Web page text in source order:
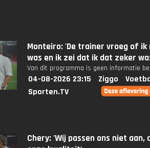
Monteiro: 'De trainer vroeg of ik
was en ik zei dat ik dat zeker
Van dit programma is geen informatie
04-08-2026 23:15 Ziggo
Sporten.TV
Chery: 'Wij passen ons niet aan,